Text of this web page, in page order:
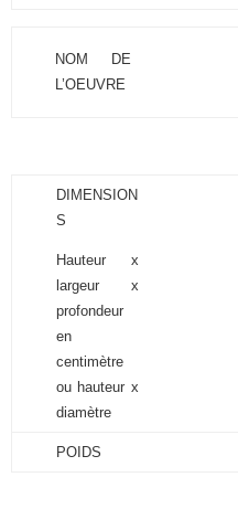
NOM DE
L’OEUVRE
DIMENSION
S
Hauteur x
largeur x
profondeur
en
centimètre
ou hauteur x
diamètre
POIDS